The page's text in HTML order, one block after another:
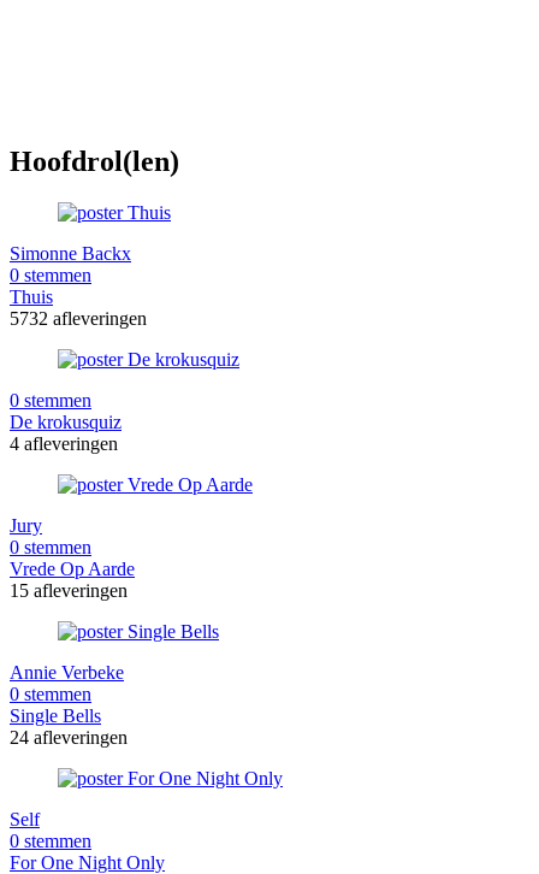
Hoofdrol(len)
Simonne Backx
0 stemmen
Thuis
5732 afleveringen
0 stemmen
De krokusquiz
4 afleveringen
Jury
0 stemmen
Vrede Op Aarde
15 afleveringen
Annie Verbeke
0 stemmen
Single Bells
24 afleveringen
Self
0 stemmen
For One Night Only